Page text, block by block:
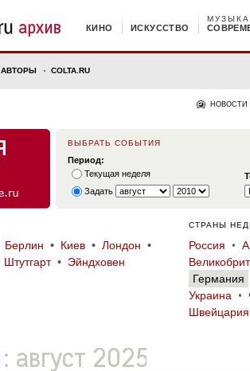
КИНО ИСКУССТВО
МУЗЫКА
АВТОРЫ COLTA.RU
НОВОСТИ
ВЫБРАТЬ СОБЫТИЯ
Период:
Текущая неделя
Задать
Берлин Киев
Лондон
Штутгарт Эйндховен
СТРАНЫ
Россия
Германия
Украина
Швейцария